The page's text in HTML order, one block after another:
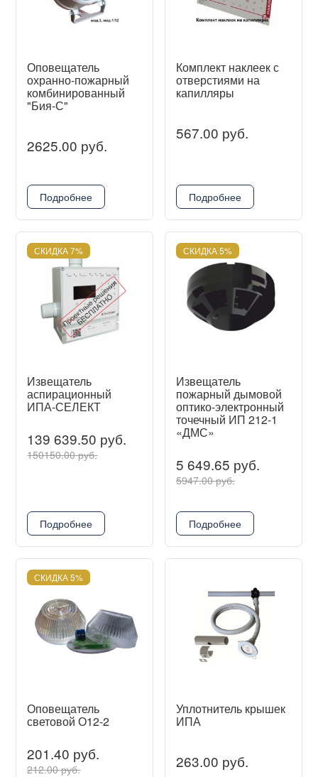
Оповещатель
охранно-пожарный
комбинированный
"Бия-С"
2625.00 руб.
Подробнее
Комплект наклеек с
отверстиями на
капилляры
567.00 руб.
Подробнее
СКИДКА 7%
Извещатель
аспирационный
ИПА-СЕЛЕКТ
139 639.50 руб.
150150.00 руб.
Подробнее
СКИДКА 5%
Извещатель
пожарный дымовой
оптико-электронный
точечный ИП 212-1
«ДМС»
5 649.65 руб.
5947.00 руб.
Подробнее
СКИДКА 5%
Оповещатель
световой О12-2
201.40 руб.
212.00 руб.
Уплотнитель крышек
ИПА
263.00 руб.